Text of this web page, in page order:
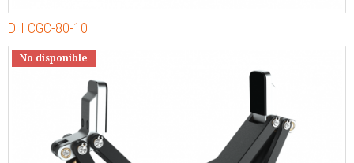
DH CGC-80-10
No disponible